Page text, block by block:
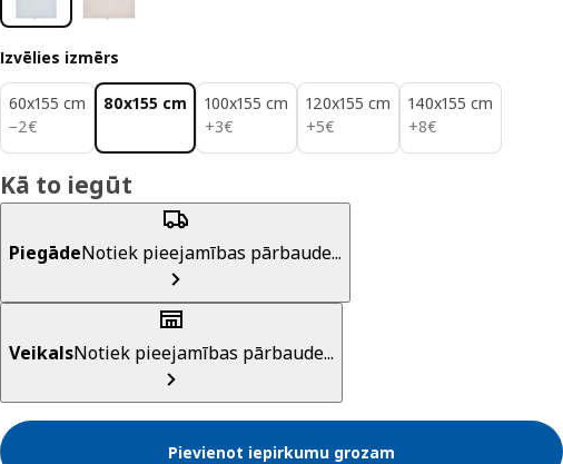
Izvēlies izmērs
60x155 cm
−2€
2€
80x155 cm
100x155 cm
+3€
3€
120x155 cm
+5€
5€
140x155 cm
+8€
8€
Kā to iegūt
PiegādeNotiek pieejamības pārbaude...
VeikalsNotiek pieejamības pārbaude...
Pievienot iepirkumu grozam